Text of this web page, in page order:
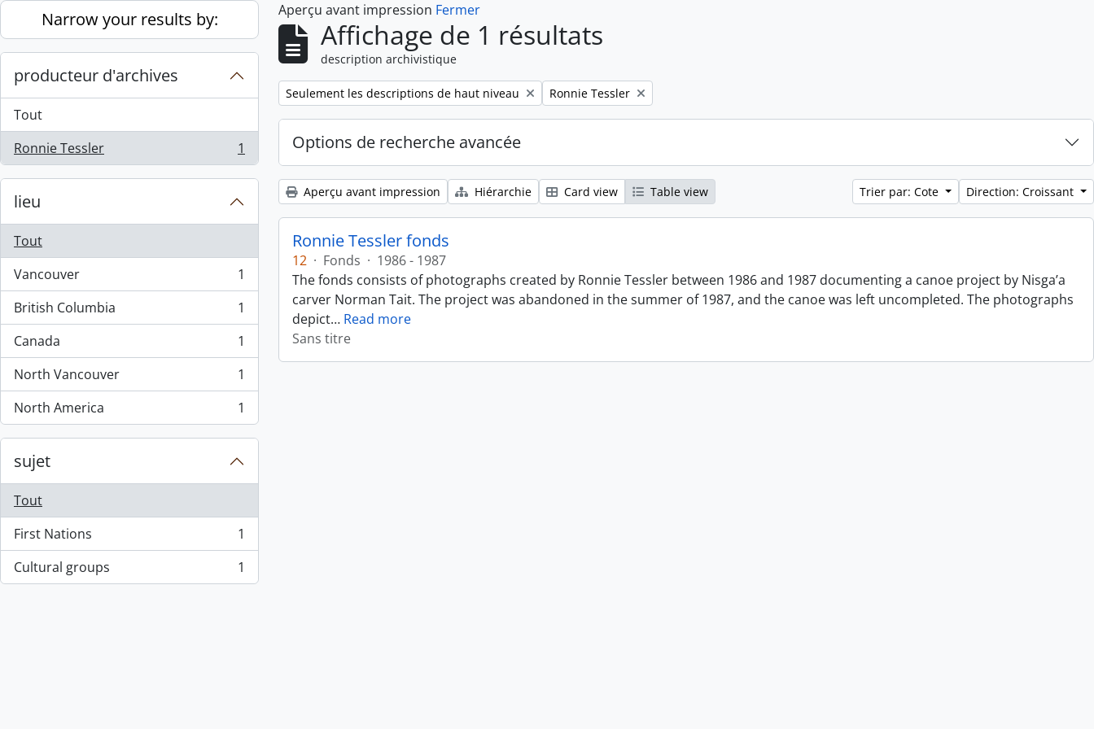
Skip to main content
Narrow your results by:
producteur d'archives
Tout
Ronnie Tessler
, 1 résultats 1
lieu
Tout
Vancouver
, 1 résultats
1
British Columbia
, 1 résultats
1
Canada
, 1 résultats
1
North Vancouver
, 1 résultats
1
North America
, 1 résultats 1
sujet
Tout
First Nations
, 1 résultats
1
Cultural groups
, 1 résultats 1
Aperçu avant impression Fermer
Affichage de 1 résultats
description archivistique
Remove filter:
Seulement les descriptions de haut niveau Remove filter:
Ronnie Tessler
Options de recherche avancée
Aperçu avant impression Hiérarchie Card view Table view Trier par: Cote Direction: Croissant
Ronnie Tessler fonds
12 · Fonds · 1986 - 1987
The fonds consists of photographs created by Ronnie Tessler between 1986 and 1987 documenting a canoe project by Nisga’a
carver Norman Tait. The project was abandoned in the summer of 1987, and the canoe was left uncompleted. The photographs
depict… Read more
Sans titre